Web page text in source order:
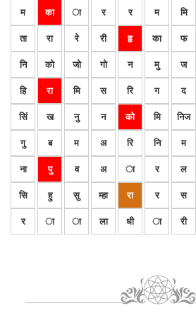
म का ा र र म मि
ता रा रे री हृ का फ
नि को जो गो न मु ज
हि रा मि स रि ग द
सिं ख नु न को मि निज
गु ब म अ रि नि म
ना पु व अ ा र ल
सि हु सु म्हा रा र स
र ा ा ला धी ा री